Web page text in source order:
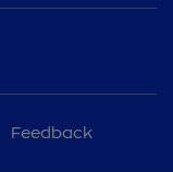
Feedback